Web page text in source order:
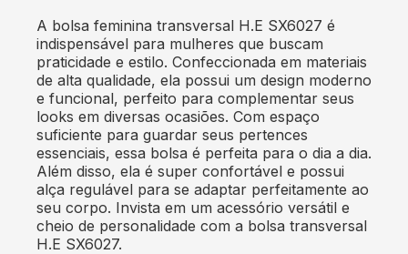
A bolsa feminina transversal H.E SX6027 é
indispensável para mulheres que buscam
praticidade e estilo. Confeccionada em materiais
de alta qualidade, ela possui um design moderno
e funcional, perfeito para complementar seus
looks em diversas ocasiões. Com espaço
suficiente para guardar seus pertences
essenciais, essa bolsa é perfeita para o dia a dia.
Além disso, ela é super confortável e possui
alça regulável para se adaptar perfeitamente ao
seu corpo. Invista em um acessório versátil e
cheio de personalidade com a bolsa transversal
H.E SX6027.